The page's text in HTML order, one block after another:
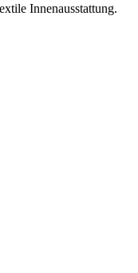
Innenausstattung.